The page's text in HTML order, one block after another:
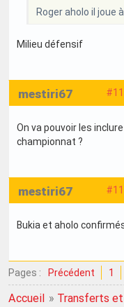
Roger aholo il joue
Milieu défensif
mestiri67
On va pouvoir les
championnat ?
mestiri67
Bukia et aholo
Pages : Précédent 1
Accueil » Transferts et